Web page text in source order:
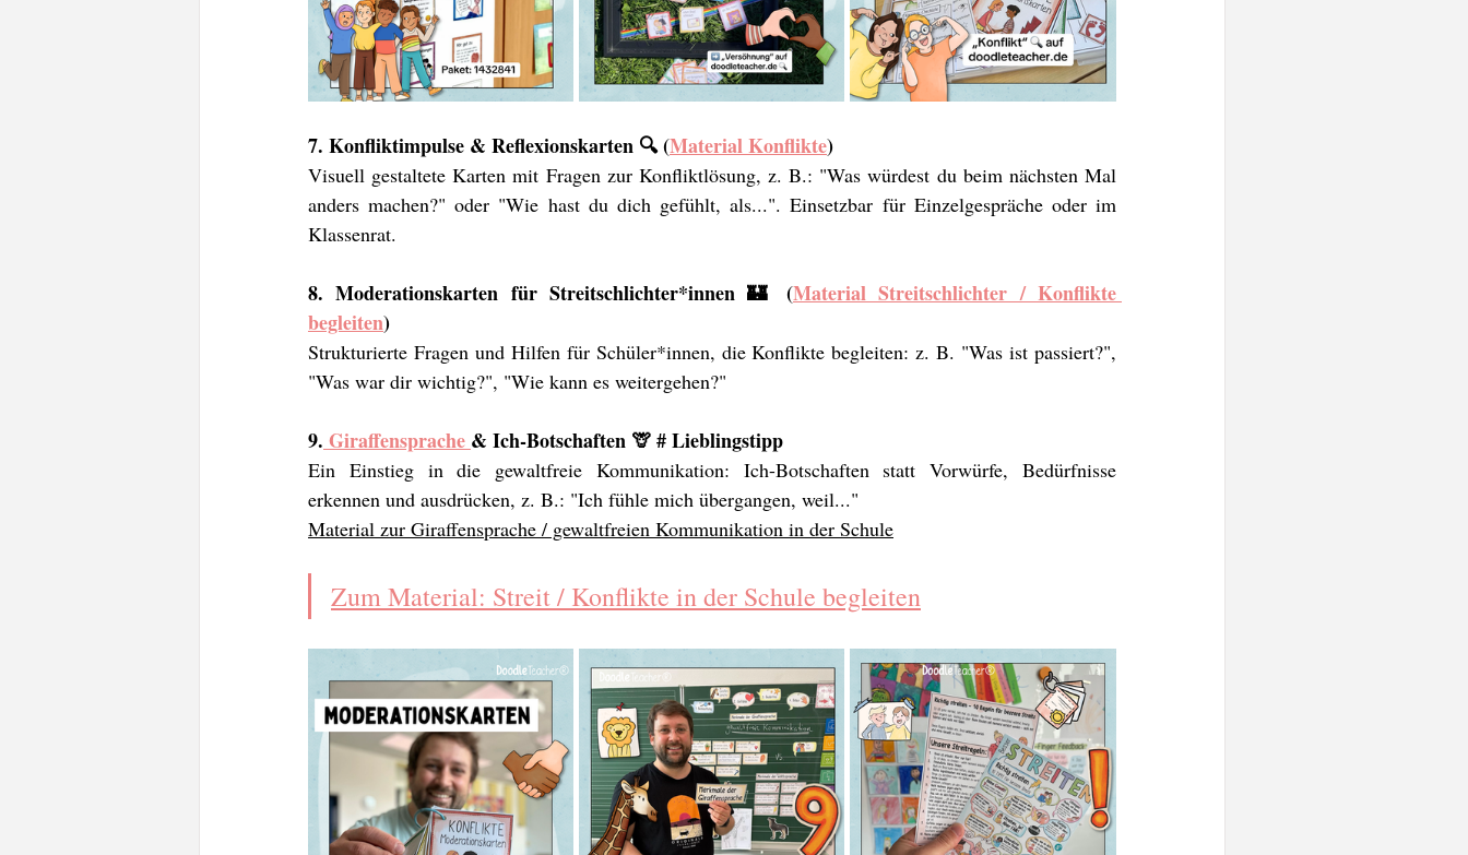
7. Konfliktimpulse & Reflexionskarten 🔍 (Material Konflikte)
Visuell gestaltete Karten mit Fragen zur Konfliktlösung, z. B.: "Was würdest du beim nächsten Mal
anders machen?" oder "Wie hast du dich gefühlt, als...". Einsetzbar für Einzelgespräche oder im
Klassenrat.
8. Moderationskarten für Streitschlichter*innen 🏰 (Material Streitschlichter / Konflikte
begleiten)
Strukturierte Fragen und Hilfen für Schüler*innen, die Konflikte begleiten: z. B. "Was ist passiert?",
"Was war dir wichtig?", "Wie kann es weitergehen?"
9. Giraffensprache & Ich-Botschaften 🦒 # Lieblingstipp
Ein Einstieg in die gewaltfreie Kommunikation: Ich-Botschaften statt Vorwürfe, Bedürfnisse
erkennen und ausdrücken, z. B.: "Ich fühle mich übergangen, weil..."
Material zur Giraffensprache / gewaltfreien Kommunikation in der Schule
Zum Material: Streit / Konflikte in der Schule begleiten